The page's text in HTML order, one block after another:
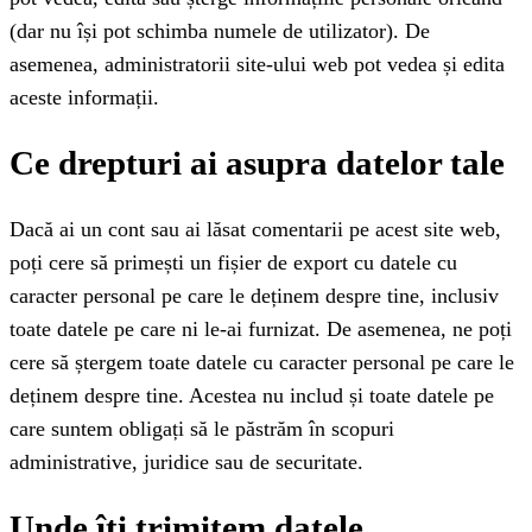
(dar nu își pot schimba numele de utilizator). De
asemenea, administratorii site-ului web pot vedea și edita
aceste informații.
Ce drepturi ai asupra datelor tale
Dacă ai un cont sau ai lăsat comentarii pe acest site web,
poți cere să primești un fișier de export cu datele cu
caracter personal pe care le deținem despre tine, inclusiv
toate datele pe care ni le-ai furnizat. De asemenea, ne poți
cere să ștergem toate datele cu caracter personal pe care le
deținem despre tine. Acestea nu includ și toate datele pe
care suntem obligați să le păstrăm în scopuri
administrative, juridice sau de securitate.